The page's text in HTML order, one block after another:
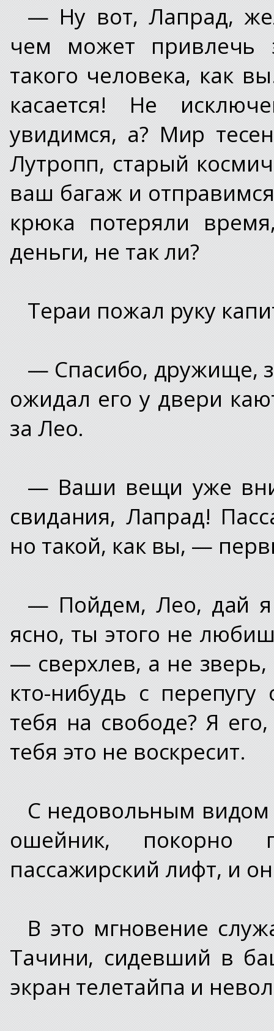
— Ну вот, Лапрад,
чем может привлечь
такого человека, как
касается! Не
увидимся, а? Мир
Лутропп, старый
ваш багаж и
крюка потеряли
деньги, не так ли?
Тераи пожал руку
— Спасибо, дружище,
ожидал его у двери
за Лео.
— Ваши вещи уже
свидания, Лапрад!
но такой, как вы, —
— Пойдем, Лео, дай я
ясно, ты этого не
— сверхлев, а не
кто-нибудь с
тебя на свободе? Я
тебя это не воскресит.
С недовольным видом
ошейник, покорно
пассажирский лифт, и
В это мгновение
Тачини, сидевший в
экран телетайпа и